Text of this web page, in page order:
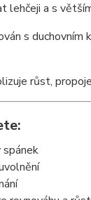
lehčeji a s
s duchovním
růst,
spánek